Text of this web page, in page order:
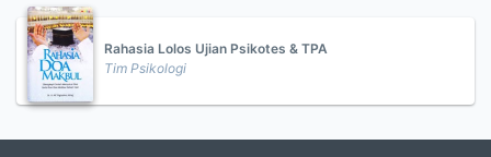
Rahasia Lolos Ujian Psikotes & TPA
Tim Psikologi